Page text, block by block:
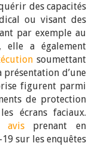
des capacités
ou visant des
par exemple au
elle a également
soumettant
d’une
figurent parmi
de protection
écrans faciaux.
avisprenant en
sur les enquêtes